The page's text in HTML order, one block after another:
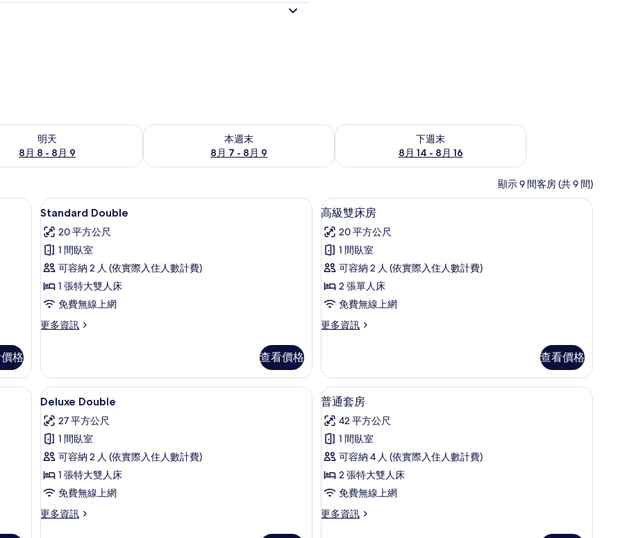
明天
8月 8 - 8月 9
月 8 - 8月 9) 的供應情況
本週末
8月 7 - 8月 9
查看本週末 (8月 7 - 8月 9) 的供應情況
下週末
8月 14 - 8月 16
查看下週末 (8月 14 - 8月 16) 的供應情況
顯示 9 間客房 (共 9 間)
客房內保險箱、書桌、隔音
格
顯
示
Standard
Double
的
所
有
相
Standard Double | 高級寢具、客房內保險箱、書桌、隔音
8
Standard Double
20 平方公尺
1 間臥室
可容納 2 人 (依實際入住人數計費)
1 張特大雙人床
免費無線上網
更多資訊
更
的
詳
情
查看價格
顯
示
高
級
雙
床
的
有
相
片
高級雙床房 | 高級寢具、客房內保險箱、書桌
10
高級雙床房
20 平方公尺
1 間臥室
可容納 2 人 (依實際入住人數計費)
2 張單人床
免費無線上網
更多資訊
更
雙
床
房
的
詳
情
查看價格
、客房內保險箱、書桌、隔音
顯
示
Deluxe
Double
的
所
有
相
Deluxe Double | 高級寢具、客房內保險箱、書桌、隔音
22
Deluxe Double
27 平方公尺
1 間臥室
可容納 2 人 (依實際入住人數計費)
1 張特大雙人床
免費無線上網
更多資訊
更
顯
示
普
通
套
房
所
普通套房 | 高級寢具、客房內保險箱、書桌、
23
普通套房
42 平方公尺
1 間臥室
可容納 4 人 (依實際入住人數計費)
2 張特大雙人床
免費無線上網
更多資訊
更